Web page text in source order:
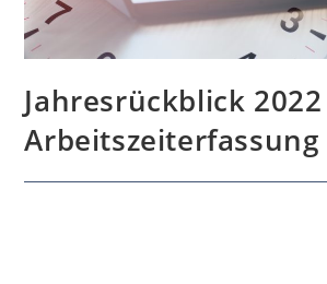
Jahresrückblick
Arbeitszeiterfassung